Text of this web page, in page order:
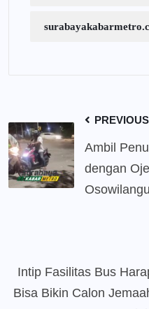
PREVIOUS
Ambil
dengan
Intip Fasilitas Bus
Bisa Bikin Calon